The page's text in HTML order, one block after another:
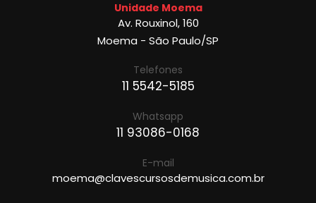
Unidade Moema
Av. Rouxinol, 160
Moema - São Paulo/SP
Telefones
11 5542-5185
Whatsapp
11 93086-0168
E-mail
moema@clavescursosdemusica.com.br